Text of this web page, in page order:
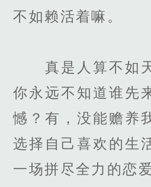
不如赖活着嘛。
真是人算不如天
你永远不知道谁先
憾？有，没能赡养
选择自己喜欢的生
一场拼尽全力的恋爱